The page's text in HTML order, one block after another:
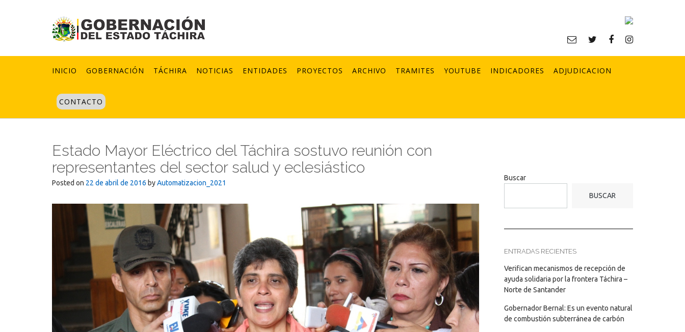
INICIO GOBERNACIÓN TÁCHIRA NOTICIAS ENTIDADES PROYECTOS ARCHIVO TRAMITES YOUTUBE INDICADORES ADJUDICACION
CONTACTO
Estado Mayor Eléctrico del Táchira sostuvo reunión con
representantes del sector salud y eclesiástico
Posted on 22 de abril de 2016 byAutomatizacion_2021
Buscar
BUSCAR
ENTRADAS RECIENTES
Verifican mecanismos de recepción de
ayuda solidaria por la frontera Táchira –
Norte de Santander
Gobernador Bernal: Es un evento natural
de combustión subterránea de carbón